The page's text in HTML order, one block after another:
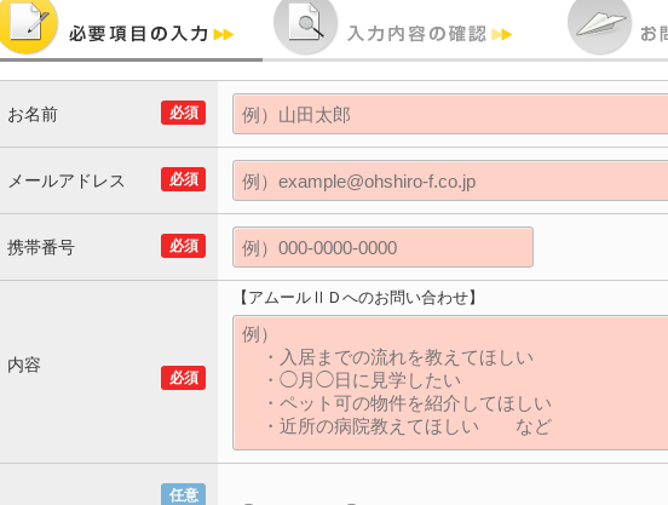
必須
お名前
必須
メールアドレス
必須
携帯番号
必須
内容
【アムールⅡＤへのお問い合わせ】
任意